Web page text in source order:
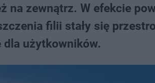
na zewnątrz. W efekcie
filii stały się
dla użytkowników.